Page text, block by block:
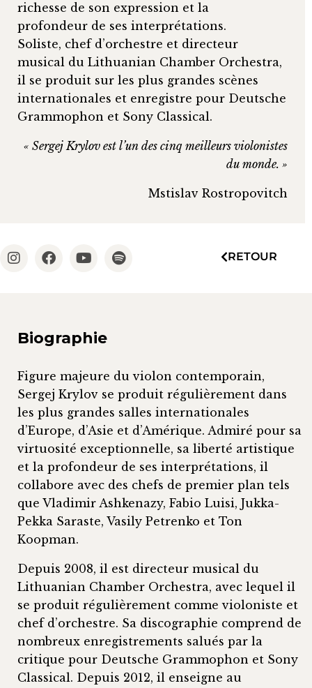
richesse de son expression et la
profondeur de ses interprétations.
Soliste, chef d’orchestre et directeur
musical du Lithuanian Chamber Orchestra,
il se produit sur les plus grandes scènes
internationales et enregistre pour Deutsche
Grammophon et Sony Classical.
« Sergej Krylov est l’un des cinq meilleurs violonistes
du monde. »
Mstislav Rostropovitch
RETOUR
Biographie
Figure majeure du violon contemporain,
Sergej Krylov se produit régulièrement dans
les plus grandes salles internationales
d’Europe, d’Asie et d’Amérique. Admiré pour sa
virtuosité exceptionnelle, sa liberté artistique
et la profondeur de ses interprétations, il
collabore avec des chefs de premier plan tels
que Vladimir Ashkenazy, Fabio Luisi, Jukka-
Pekka Saraste, Vasily Petrenko et Ton
Koopman.
Depuis 2008, il est directeur musical du
Lithuanian Chamber Orchestra, avec lequel il
se produit régulièrement comme violoniste et
chef d’orchestre. Sa discographie comprend de
nombreux enregistrements salués par la
critique pour Deutsche Grammophon et Sony
Classical. Depuis 2012, il enseigne au